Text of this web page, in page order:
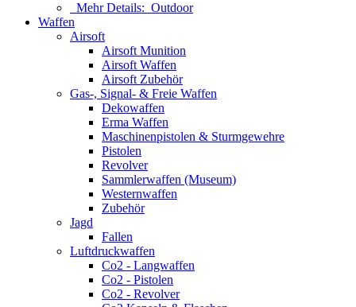
Mehr Details: Outdoor
Waffen
Airsoft
Airsoft Munition
Airsoft Waffen
Airsoft Zubehör
Gas-, Signal- & Freie Waffen
Dekowaffen
Erma Waffen
Maschinenpistolen & Sturmgewehre
Pistolen
Revolver
Sammlerwaffen (Museum)
Westernwaffen
Zubehör
Jagd
Fallen
Luftdruckwaffen
Co2 - Langwaffen
Co2 - Pistolen
Co2 - Revolver